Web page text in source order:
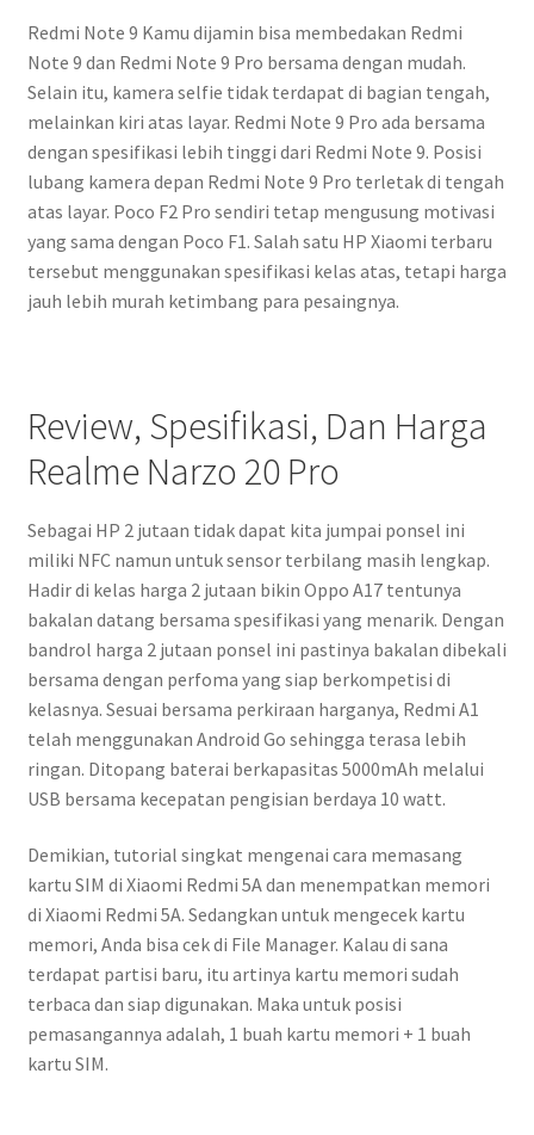
Redmi Note 9 Kamu dijamin bisa membedakan Redmi
Note 9 dan Redmi Note 9 Pro bersama dengan mudah.
Selain itu, kamera selfie tidak terdapat di bagian tengah,
melainkan kiri atas layar. Redmi Note 9 Pro ada bersama
dengan spesifikasi lebih tinggi dari Redmi Note 9. Posisi
lubang kamera depan Redmi Note 9 Pro terletak di tengah
atas layar. Poco F2 Pro sendiri tetap mengusung motivasi
yang sama dengan Poco F1. Salah satu HP Xiaomi terbaru
tersebut menggunakan spesifikasi kelas atas, tetapi harga
jauh lebih murah ketimbang para pesaingnya.
Review, Spesifikasi, Dan Harga
Realme Narzo 20 Pro
Sebagai HP 2 jutaan tidak dapat kita jumpai ponsel ini
miliki NFC namun untuk sensor terbilang masih lengkap.
Hadir di kelas harga 2 jutaan bikin Oppo A17 tentunya
bakalan datang bersama spesifikasi yang menarik. Dengan
bandrol harga 2 jutaan ponsel ini pastinya bakalan dibekali
bersama dengan perfoma yang siap berkompetisi di
kelasnya. Sesuai bersama perkiraan harganya, Redmi A1
telah menggunakan Android Go sehingga terasa lebih
ringan. Ditopang baterai berkapasitas 5000mAh melalui
USB bersama kecepatan pengisian berdaya 10 watt.
Demikian, tutorial singkat mengenai cara memasang
kartu SIM di Xiaomi Redmi 5A dan menempatkan memori
di Xiaomi Redmi 5A. Sedangkan untuk mengecek kartu
memori, Anda bisa cek di File Manager. Kalau di sana
terdapat partisi baru, itu artinya kartu memori sudah
terbaca dan siap digunakan. Maka untuk posisi
pemasangannya adalah, 1 buah kartu memori + 1 buah
kartu SIM.